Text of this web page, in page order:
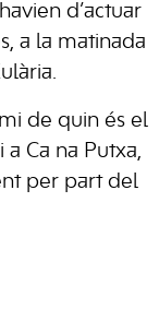
d’actuar
a la matinada
de quin és el
Ca na Putxa,
per part del